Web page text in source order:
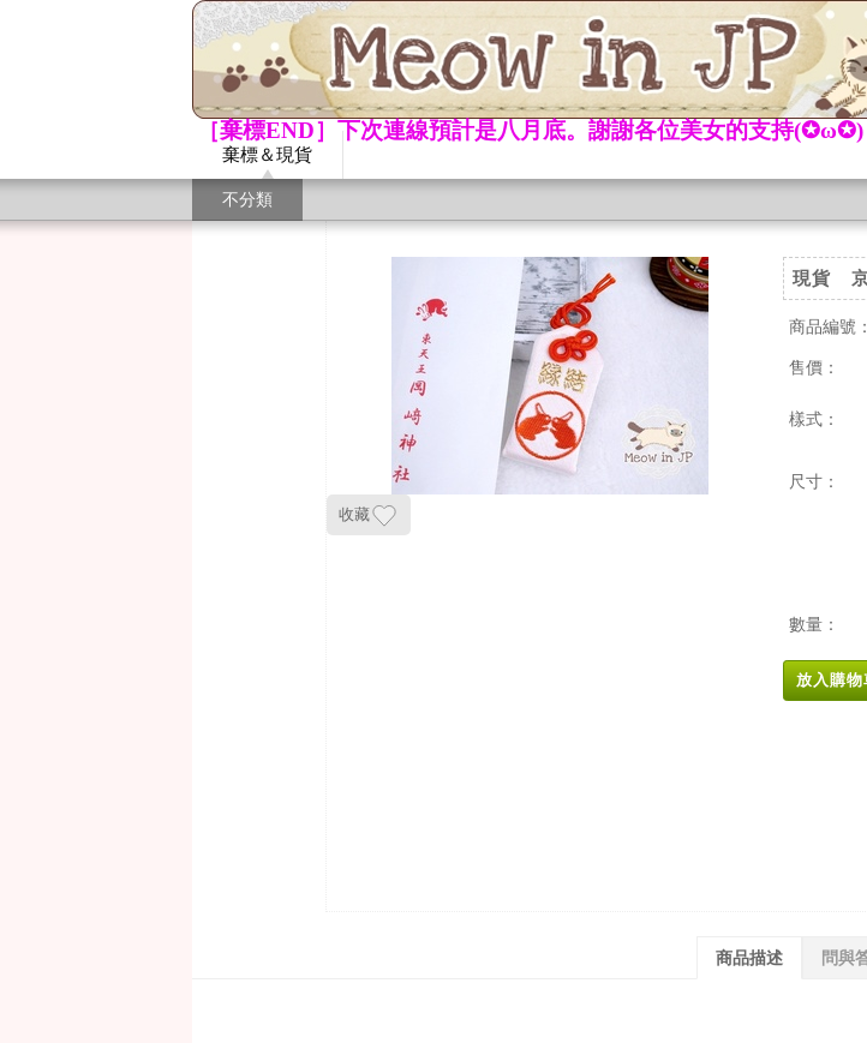
棄標＆現貨
不分類
收藏
現貨 京
商品編號：
售價：
樣式：
尺寸：
數量：
放入購物
商品描述 問與
［棄標END］下次連線預計是八月底。謝謝各位美女的支持(✪ω✪)